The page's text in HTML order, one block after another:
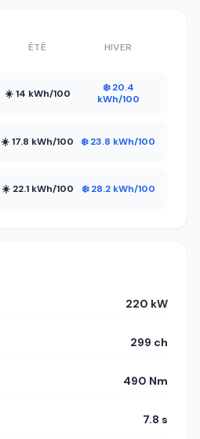
220 kW
299 ch
490 Nm
7.8 s
ÉTÉ HIVER
☀️ 14 kWh/100
❄️ 20.4
kWh/100
☀️ 17.8 kWh/100 ❄️ 23.8 kWh/100
☀️ 22.1 kWh/100 ❄️ 28.2 kWh/100